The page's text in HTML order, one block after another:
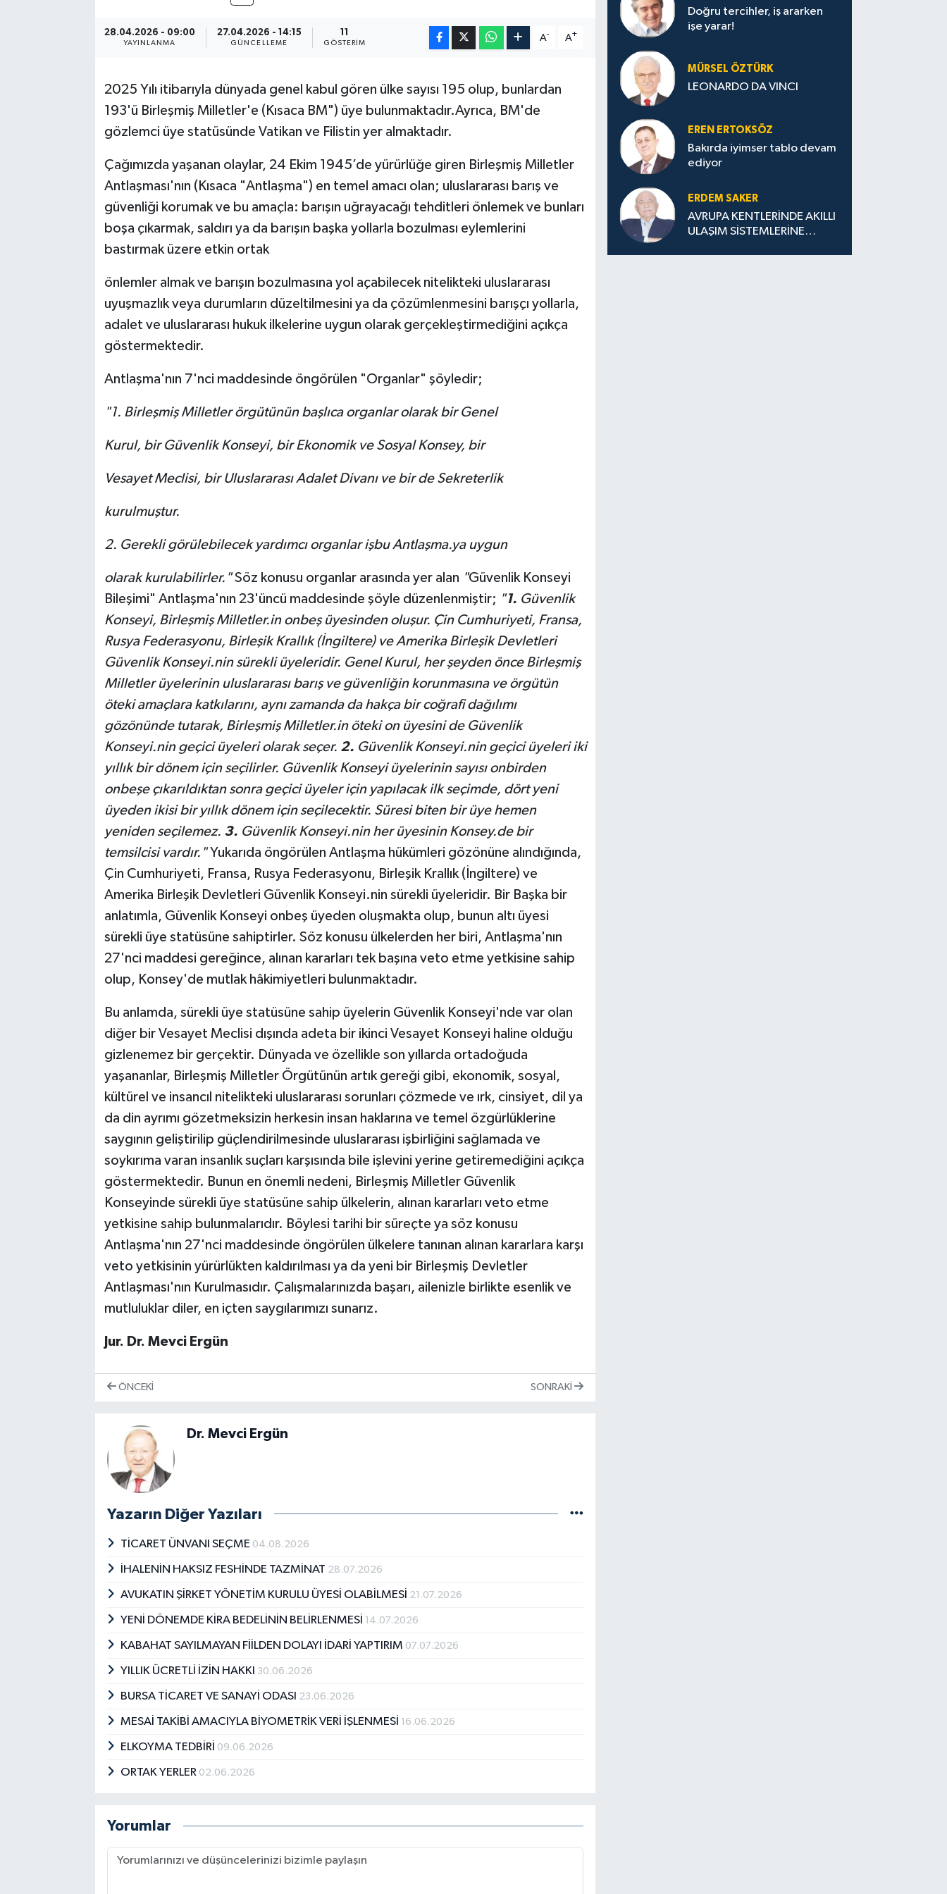
28.04.2026 - 09:00
YAYINLANMA
27.04.2026 - 14:15
GÜNCELLEME GÖSTERIM
A- A+
2025 Yılı itibarıyla dünyada genel kabul gören ülke sayısı 195 olup, bunlardan
193'ü Birleşmiş Milletler'e (Kısaca BM") üye bulunmaktadır.Ayrıca, BM'de
gözlemci üye statüsünde Vatikan ve Filistin yer almaktadır.
Çağımızda yaşanan olaylar, 24 Ekim 1945’de yürürlüğe giren Birleşmiş Milletler
Antlaşması'nın (Kısaca "Antlaşma") en temel amacı olan; uluslararası barış ve
güvenliği korumak ve bu amaçla: barışın uğrayacağı tehditleri önlemek ve bunları
boşa çıkarmak, saldırı ya da barışın başka yollarla bozulması eylemlerini
bastırmak üzere etkin ortak
önlemler almak ve barışın bozulmasına yol açabilecek nitelikteki uluslararası
uyuşmazlık veya durumların düzeltilmesini ya da çözümlenmesini barışçı yollarla,
adalet ve uluslararası hukuk ilkelerine uygun olarak gerçekleştirmediğini açıkça
göstermektedir.
Antlaşma'nın 7'nci maddesinde öngörülen "Organlar" şöyledir;
"1. Birleşmiş Milletler örgütünün başlıca organlar olarak bir Genel
Kurul, bir Güvenlik Konseyi, bir Ekonomik ve Sosyal Konsey, bir
Vesayet Meclisi, bir Uluslararası Adalet Divanı ve bir de Sekreterlik
kurulmuştur.
2. Gerekli görülebilecek yardımcı organlar işbu Antlaşma.ya uygun
olarak kurulabilirler."Söz konusu organlar arasında yer alan "Güvenlik Konseyi
Bileşimi" Antlaşma'nın 23'üncü maddesinde şöyle düzenlenmiştir; "1. Güvenlik
Konseyi, Birleşmiş Milletler.in onbeş üyesinden oluşur. Çin Cumhuriyeti, Fransa,
Rusya Federasyonu, Birleşik Krallık (İngiltere) ve Amerika Birleşik Devletleri
Güvenlik Konseyi.nin sürekli üyeleridir. Genel Kurul, her şeyden önce Birleşmiş
Milletler üyelerinin uluslararası barış ve güvenliğin korunmasına ve örgütün
öteki amaçlara katkılarını, aynı zamanda da hakça bir coğrafi dağılımı
gözönünde tutarak, Birleşmiş Milletler.in öteki on üyesini de Güvenlik
Konseyi.nin geçici üyeleri olarak seçer. 2. Güvenlik Konseyi.nin geçici üyeleri iki
yıllık bir dönem için seçilirler. Güvenlik Konseyi üyelerinin sayısı onbirden
onbeşe çıkarıldıktan sonra geçici üyeler için yapılacak ilk seçimde, dört yeni
üyeden ikisi bir yıllık dönem için seçilecektir. Süresi biten bir üye hemen
yeniden seçilemez. 3. Güvenlik Konseyi.nin her üyesinin Konsey.de bir
temsilcisi vardır." Yukarıda öngörülen Antlaşma hükümleri gözönüne alındığında,
Çin Cumhuriyeti, Fransa, Rusya Federasyonu, Birleşik Krallık (İngiltere) ve
Amerika Birleşik Devletleri Güvenlik Konseyi.nin sürekli üyeleridir. Bir Başka bir
anlatımla, Güvenlik Konseyi onbeş üyeden oluşmakta olup, bunun altı üyesi
sürekli üye statüsüne sahiptirler. Söz konusu ülkelerden her biri, Antlaşma'nın
27'nci maddesi gereğince, alınan kararları tek başına veto etme yetkisine sahip
olup, Konsey'de mutlak hâkimiyetleri bulunmaktadır.
Bu anlamda, sürekli üye statüsüne sahip üyelerin Güvenlik Konseyi'nde var olan
diğer bir Vesayet Meclisi dışında adeta bir ikinci Vesayet Konseyi haline olduğu
gizlenemez bir gerçektir. Dünyada ve özellikle son yıllarda ortadoğuda
yaşananlar, Birleşmiş Milletler Örgütünün artık gereği gibi, ekonomik, sosyal,
kültürel ve insancıl nitelikteki uluslararası sorunları çözmede ve ırk, cinsiyet, dil ya
da din ayrımı gözetmeksizin herkesin insan haklarına ve temel özgürlüklerine
saygının geliştirilip güçlendirilmesinde uluslararası işbirliğini sağlamada ve
soykırıma varan insanlık suçları karşısında bile işlevini yerine getiremediğini açıkça
göstermektedir. Bunun en önemli nedeni, Birleşmiş Milletler Güvenlik
Konseyinde sürekli üye statüsüne sahip ülkelerin, alınan kararları veto etme
yetkisine sahip bulunmalarıdır. Böylesi tarihi bir süreçte ya söz konusu
Antlaşma'nın 27'nci maddesinde öngörülen ülkelere tanınan alınan kararlara karşı
veto yetkisinin yürürlükten kaldırılması ya da yeni bir Birleşmiş Devletler
Antlaşması'nın Kurulmasıdır. Çalışmalarınızda başarı, ailenizle birlikte esenlik ve
mutluluklar diler, en içten saygılarımızı sunarız.
Jur. Dr. Mevci Ergün
ÖNCEKI SONRAKI
Dr. Mevci Ergün
Yazarın Diğer Yazıları
TİCARET ÜNVANI SEÇME 04.08.2026
İHALENİN HAKSIZ FESHİNDE TAZMİNAT 28.07.2026
AVUKATIN ŞİRKET YÖNETİM KURULU ÜYESİ OLABİLMESİ 21.07.2026
YENİ DÖNEMDE KİRA BEDELİNİN BELİRLENMESİ 14.07.2026
KABAHAT SAYILMAYAN FİİLDEN DOLAYI İDARİ YAPTIRIM 07.07.2026
YILLIK ÜCRETLİ İZİN HAKKI 30.06.2026
BURSA TİCARET VE SANAYİ ODASI 23.06.2026
MESAİ TAKİBİ AMACIYLA BİYOMETRİK VERİ İŞLENMESİ 16.06.2026
ELKOYMA TEDBİRİ 09.06.2026
ORTAK YERLER 02.06.2026
Yorumlar
Doğru tercihler, iş ararken
işe yarar!
MÜRSEL ÖZTÜRK
LEONARDO DA VINCI
EREN ERTOKSÖZ
Bakırda iyimser tablo devam
ediyor
ERDEM SAKER
AVRUPA KENTLERİNDE AKILLI
ULAŞIM SİSTEMLERİNE